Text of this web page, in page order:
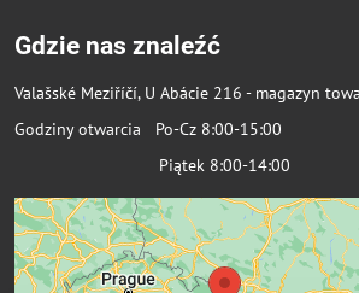
Gdzie nas znaleźć
Valašské Meziříčí, U Abácie 216 - magazyn
Godziny otwarcia Po-Cz 8:00-15:00
Piątek 8:00-14:00